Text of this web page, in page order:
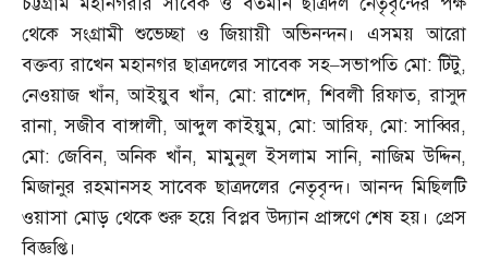
থেকে সংগ্রামী শুভেচ্ছা ও জিয়ায়ী অভিনন্দন। এসময় আরো
বক্তব্য রাখেন মহানগর ছাত্রদলের সাবেক সহ–সভাপতি মো:টিটু,
নেওয়াজ খাঁন,আইয়ুব খাঁন, মো:রাশেদ,শিবলী রিফাত,রাসুদ
রানা,সজীব বাঙ্গালী,আব্দুল কাইয়ুম, মো:আরিফ, মো:সাব্বির,
মো:জেবিন,অনিক খাঁন,মামুনুল ইসলাম সানি,নাজিম উদ্দিন,
মিজানুর রহমানসহ সাবেক ছাত্রদলের নেতৃবৃন্দ। আনন্দ মিছিলটি
ওয়াসা মোড় থেকে শুরু হয়ে বিপ্লব উদ্যান প্রাঙ্গণে শেষ হয়। প্রেস
বিজ্ঞপ্তি।